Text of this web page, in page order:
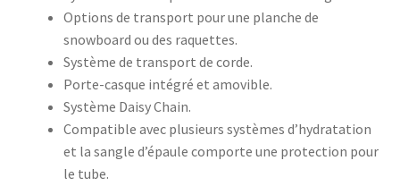
Options de transport pour une planche de
snowboard ou des raquettes.
Système de transport de corde.
Porte-casque intégré et amovible.
Système Daisy Chain.
Compatible avec plusieurs systèmes d’hydratation
et la sangle d’épaule comporte une protection pour
le tube.